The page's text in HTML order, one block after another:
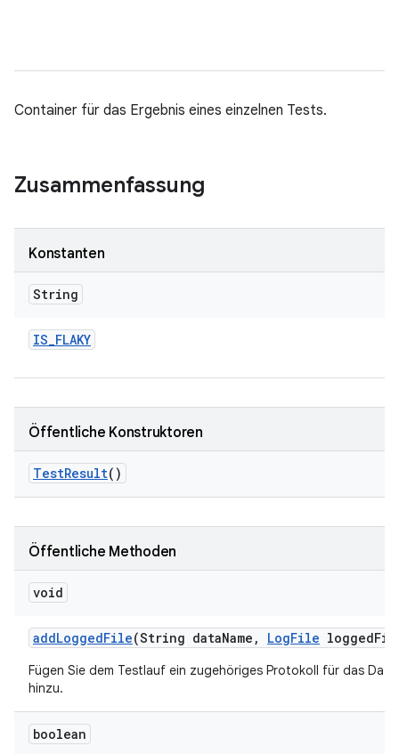
Container für das Ergebnis eines einzelnen Tests.
Zusammenfassung
Konstanten
String
IS_FLAKY
Öffentliche Konstruktoren
TestResult()
Öffentliche Methoden
void
addLoggedFile(String dataName , LogFile logged
Fügen Sie dem Testlauf ein zugehöriges Protokoll für das
hinzu.
boolean